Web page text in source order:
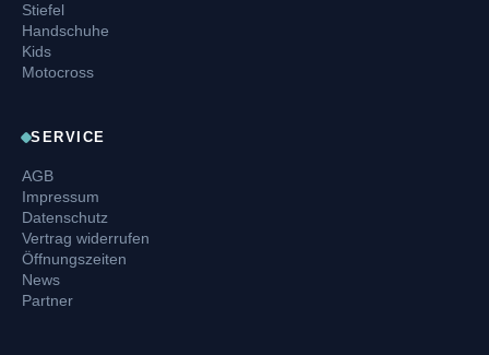
Stiefel
Handschuhe
Kids
Motocross
SERVICE
AGB
Impressum
Datenschutz
Vertrag widerrufen
Öffnungszeiten
News
Partner